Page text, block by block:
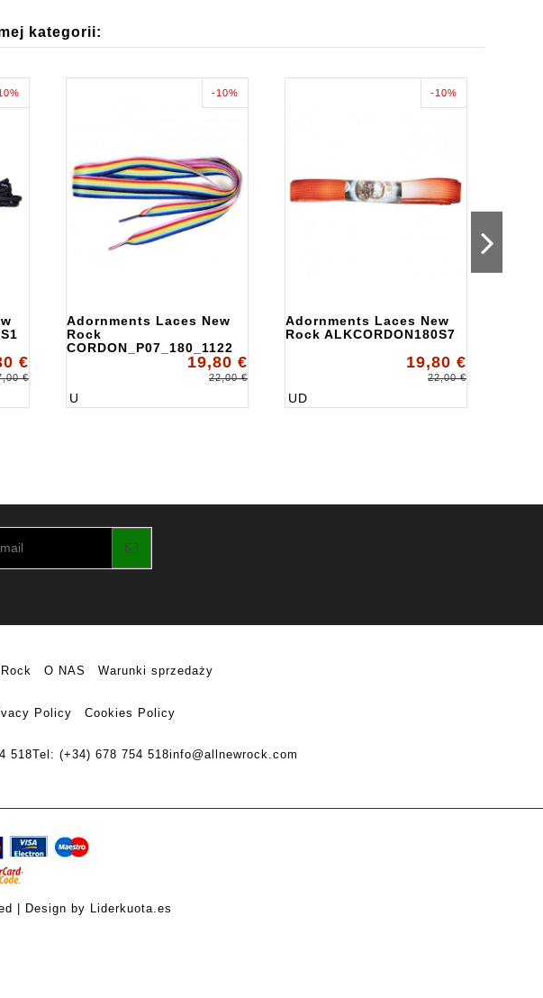
kategorii:
€
€
-10%
Adornments Laces New
Rock
CORDON_P07_180_1122
19,80 €
22,00 €
U
-10%
Adornments Laces New
Rock ALKCORDON180S7
19,80 €
22,00 €
UD
O NAS Warunki sprzedaży
Policy Cookies Policy
518Tel: (+34) 678 754 518info@allnewrock.com
| Design by Liderkuota.es